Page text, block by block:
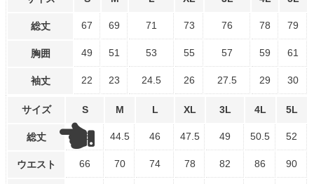
総丈 67 69 71 73 76 78 79
胸囲 49 51 53 55 57 59 61
袖丈 22 23 24.5 26 27.5 29 30
サイズ S M L XL 3L 4L 5L
総丈 43 44.5 46 47.5 49 50.5 52
ウエスト 66 70 74 78 82 86 90